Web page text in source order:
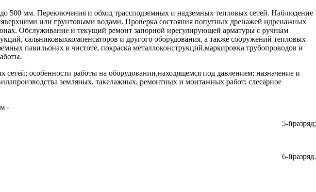
500 мм. Переключения и обход трассподземных и надземных тепловых сетей. Наблюдение
или грунтовыми водами. Проверка состояния попутных дренажей идренажных
Обслуживание и текущий ремонт запорной ирегулирующей арматуры с ручным
сальниковыхкомпенсаторов и другого оборудования, а также сооружений тепловых
павильонах в чистоте, покраска металлоконструкций,маркировка трубопроводов и
особенности работы на оборудовании,находящемся под давлением; назначение и
земляных, такелажных, ремонтных и монтажных работ; слесарное
-
5-йразряд;
6-йразряд.